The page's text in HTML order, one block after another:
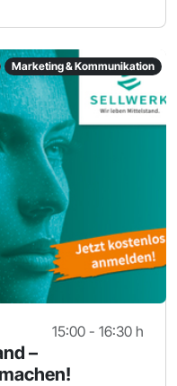
Marketing & Kommunikation
15:00 - 16:30 h
–